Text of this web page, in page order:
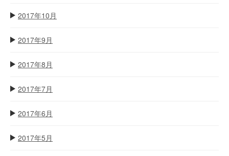
2017年10月
2017年9月
2017年8月
2017年7月
2017年6月
2017年5月